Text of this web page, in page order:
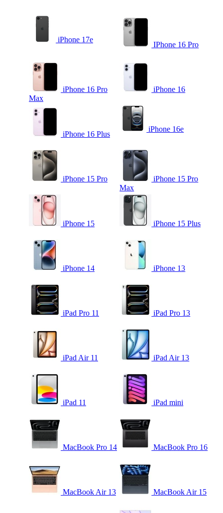
iPhone 17e
IPhone 16 Pro
iPhone 16 Pro
Max
iPhone 16
iPhone 16 Plus
iPhone 16e
iPhone 15 Pro
iPhone 15 Pro
Max
iPhone 15 iPhone 15 Plus
iPhone 14 iPhone 13
iPad Pro 11 iPad Pro 13
iPad Air 11 iPad Air 13
iPad 11 iPad mini
MacBook Pro 14 MacBook Pro 16
MacBook Air 13 MacBook Air 15